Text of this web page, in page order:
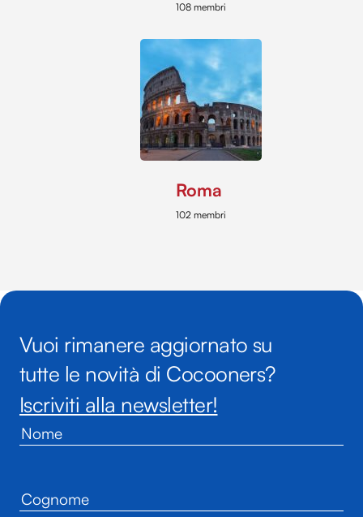
108 membri
Roma
102 membri
Vuoi rimanere aggiornato su
tutte le novità di Cocooners?
Iscriviti alla newsletter!